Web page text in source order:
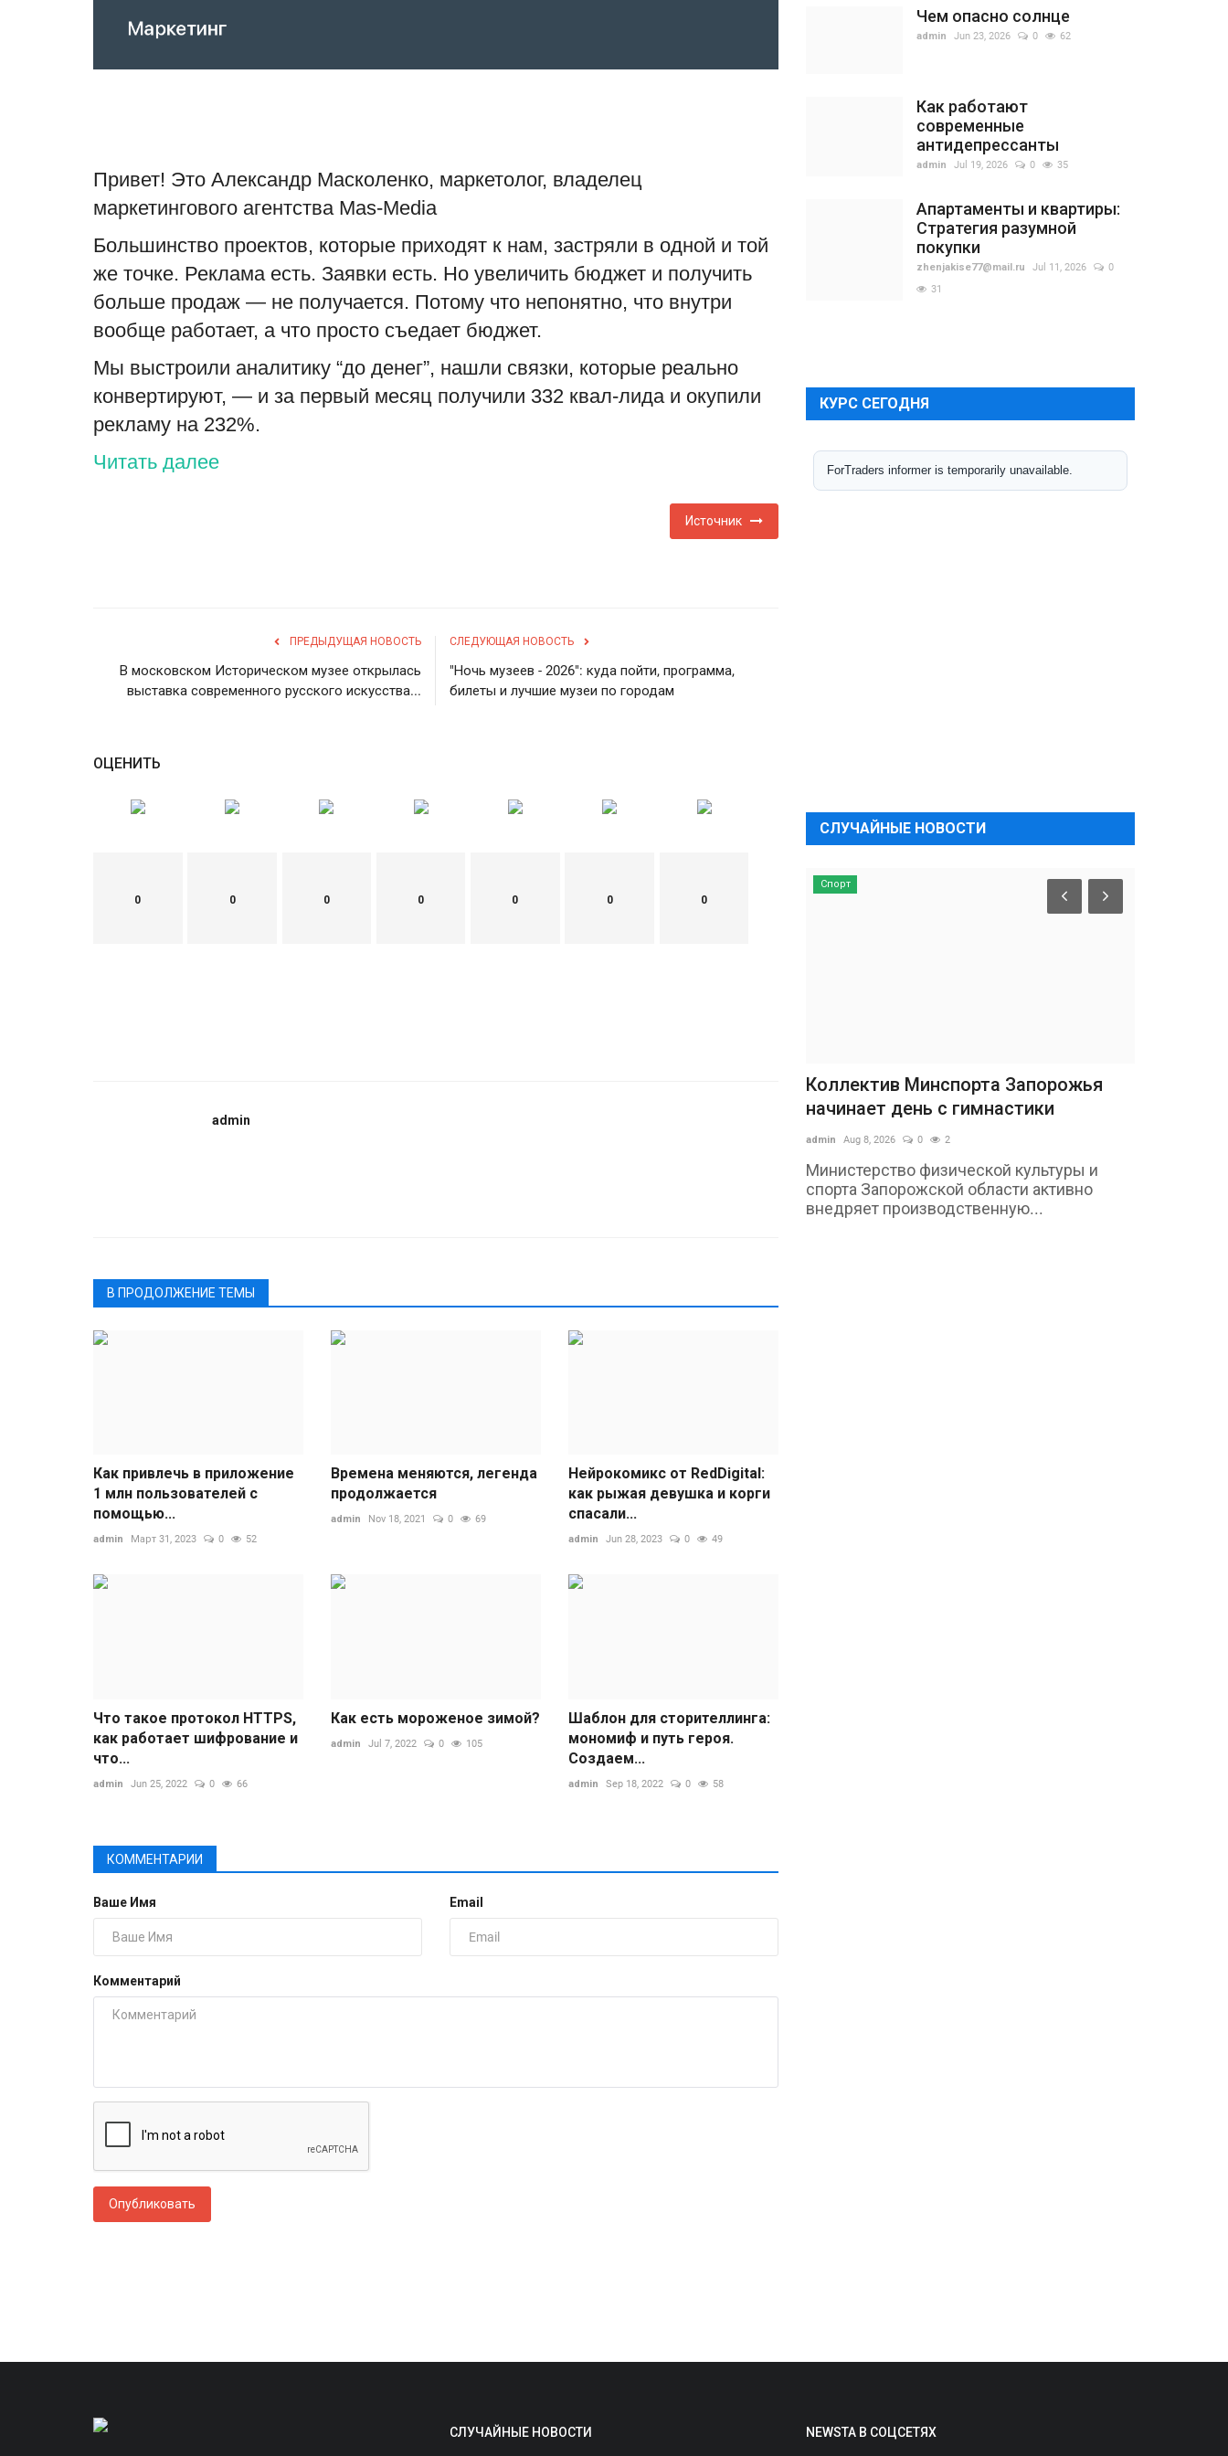
Привет! Это Александр Масколенко, маркетолог, владелец
маркетингового агентства Mas-Media
Большинство проектов, которые приходят к нам, застряли в одной и той
же точке. Реклама есть. Заявки есть. Но увеличить бюджет и получить
больше продаж — не получается. Потому что непонятно, что внутри
вообще работает, а что просто съедает бюджет.
Мы выстроили аналитику “до денег”, нашли связки, которые реально
конвертируют, — и за первый месяц получили 332 квал-лида и окупили
рекламу на 232%.
Читать далее
Источник
ПРЕДЫДУЩАЯ НОВОСТЬ
В московском Историческом музее открылась
выставка современного русского искусства...
СЛЕДУЮЩАЯ НОВОСТЬ
"Ночь музеев - 2026": куда пойти, программа,
билеты и лучшие музеи по городам
ОЦЕНИТЬ
0 0 0 0 0 0 0
admin
В ПРОДОЛЖЕНИЕ ТЕМЫ
Как привлечь в приложение
1 млн пользователей с
помощью...
admin Март 31, 2023 0 52
Времена меняются, легенда
продолжается
admin Nov 18, 2021 0 69
Нейрокомикс от RedDigital:
как рыжая девушка и корги
спасали...
admin Jun 28, 2023 0 49
Что такое протокол HTTPS,
как работает шифрование и
что...
admin Jun 25, 2022 0 66
Как есть мороженое зимой?
admin Jul 7, 2022 0 105
Шаблон для сторителлинга:
мономиф и путь героя.
Создаем...
admin Sep 18, 2022 0 58
КОММЕНТАРИИ
Ваше Имя Email
Комментарий
Опубликовать
Чем опасно солнце
admin Jun 23, 2026 0 62
Как работают
современные
антидепрессанты
admin Jul 19, 2026 0 35
Апартаменты и квартиры:
Стратегия разумной
покупки
zhenjakise77@mail.ru Jul 11, 2026
0
31
КУРС СЕГОДНЯ
СЛУЧАЙНЫЕ НОВОСТИ
Спорт
Коллектив Минспорта Запорожья
начинает день с гимнастики
admin Aug 8, 2026 0 2
Министерство физической культуры и
спорта Запорожской области активно
внедряет производственную...
СЛУЧАЙНЫЕ НОВОСТИ NEWSTA В СОЦСЕТЯХ